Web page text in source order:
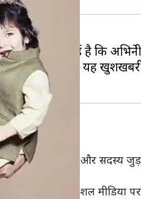
में खबर आई है कि
रही हैं, लेकिन अब यह
परिवार में एक और सदस्य
और सैफ को सोशल मीडिया पर